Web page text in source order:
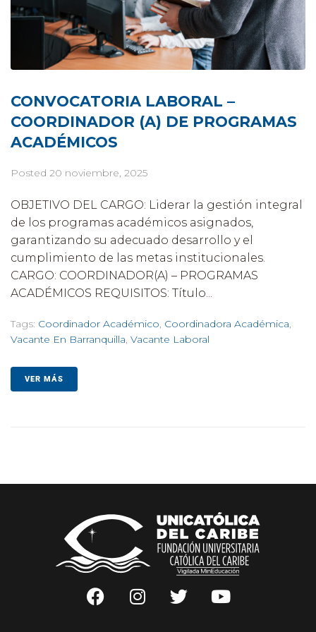
CONVOCATORIA LABORAL –
COORDINADOR (A) DE PROGRAMAS
ACADÉMICOS
Posted 20 noviembre, 2025
OBJETIVO DEL CARGO: Liderar la gestión integral
de los programas académicos asignados,
garantizando su adecuado desarrollo y el
cumplimiento de las metas institucionales.
CARGO: COORDINADOR(A) – PROGRAMAS
ACADÉMICOS REQUISITOS: Título...
Tags: Coordinador Académico, Coordinadora Académica,
Vacante En Barranquilla, Vacante Laboral
VER MÁS